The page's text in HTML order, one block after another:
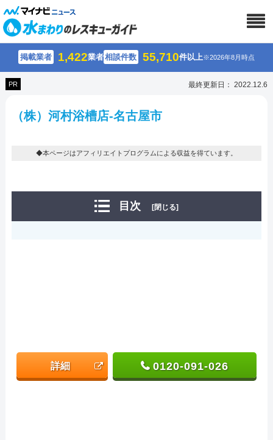
掲載業者 1,422業者相談件数 55,710件以上※2026年8月時点
PR 最終更新日： 2022.12.6
（株）河村浴槽店-名古屋市
◆本ページはアフィリエイトプログラムによる収益を得ています。
目次 [閉じる]
詳細 0120-091-026